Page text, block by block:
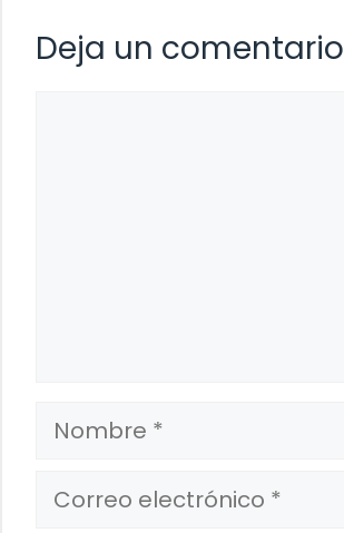
Deja un comentario
Nombre
Correo
electrónico